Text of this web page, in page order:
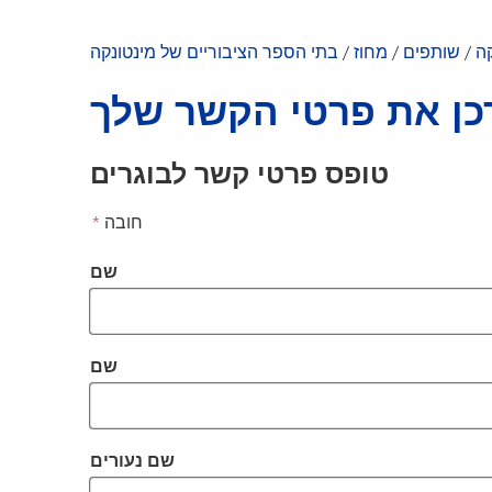
מפגשי MAA
בתי הספר הציבוריים של מינטונקה /מחוז / שותפים /
את פרטי הקשר שלך
טופס פרטי קשר לבוגרים
* חובה
שםפרטי*חובה
שםמשפחה*חובה
שם נעורים